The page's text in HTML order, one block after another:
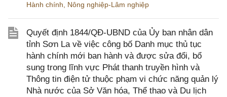
Hành chính Nông nghiệp-Lâm nghiệp
Quyết định 1844/QĐ-UBND của Ủy ban nhân dân
tỉnh Sơn La về việc công bố Danh mục thủ tục
hành chính mới ban hành và được sửa đổi, bổ
sung trong lĩnh vực Phát thanh truyền hình và
Thông tin điện tử thuộc phạm vi chức năng quản lý
Nhà nước của Sở Văn hóa, Thể thao và Du lịch